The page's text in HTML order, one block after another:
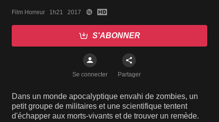
Film Horreur   1h21   2017
S'ABONNER
Se connecter Partager
Dans un monde apocalyptique envahi de zombies, un
petit groupe de militaires et une scientifique tentent
d'échapper aux morts-vivants et de trouver un remède.